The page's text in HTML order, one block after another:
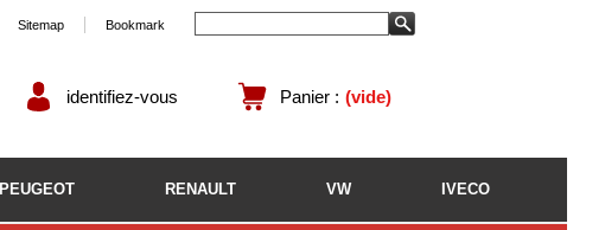
Sitemap Bookmark
identifiez-vous Panier : (vide)
PEUGEOT RENAULT VW IVECO